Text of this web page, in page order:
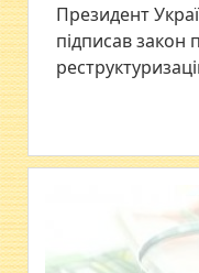
Президент
підписав закон